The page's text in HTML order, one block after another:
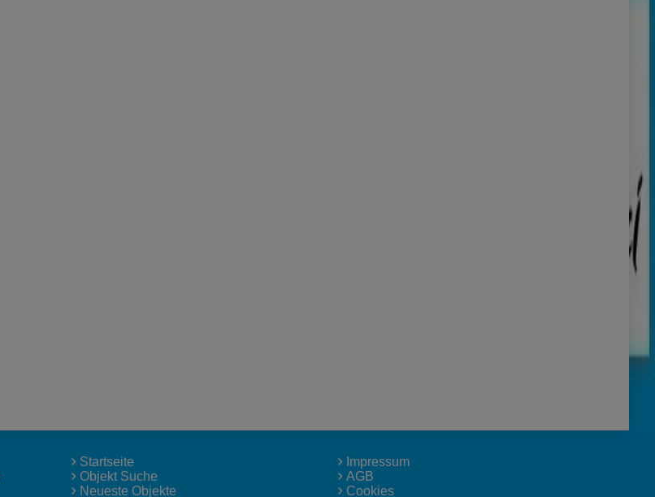
Startseite
Objekt Suche
Neueste Objekte
Impressum
AGB
Cookies